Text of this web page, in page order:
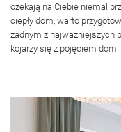
czekają na Ciebie niemal
ciepły dom, warto
żadnym z najważniejszych
kojarzy się z pojęciem dom.